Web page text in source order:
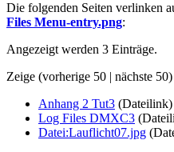
Die folgenden Seiten verlinken
Files Menu-entry.png:
Angezeigt werden 3 Einträge.
Zeige (vorherige 50 | nächste 50
Anhang 2 Tut3 (Dateilink) ‎
Log Files DMXC3
Datei:Lauflicht07.jpg